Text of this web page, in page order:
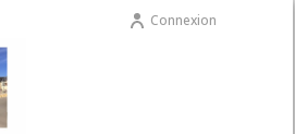
Connexion